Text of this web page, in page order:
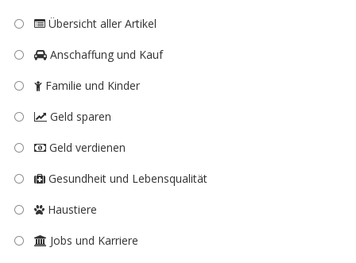
Übersicht aller Artikel
Anschaffung und Kauf
Familie und Kinder
Geld sparen
Geld verdienen
Gesundheit und Lebensqualität
Haustiere
Jobs und Karriere